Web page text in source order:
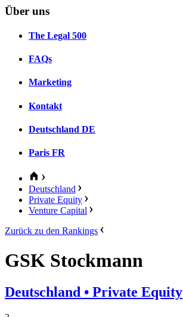
Über uns
The Legal 500
FAQs
Marketing
Kontakt
Deutschland DE
Paris FR
Deutschland
Private Equity
Venture Capital
Zurück zu den Rankings
GSK Stockmann
Deutschland • Private Equity